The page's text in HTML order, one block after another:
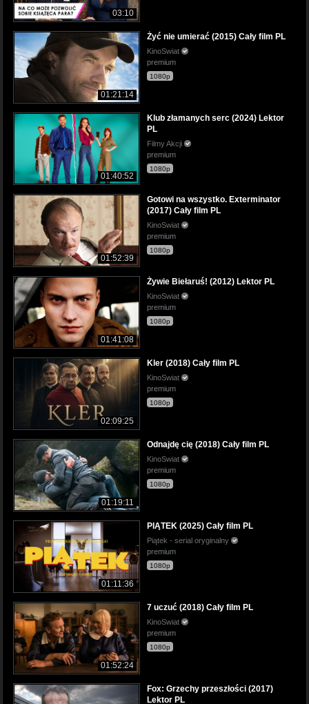
03:10
01:21:14
Żyć nie umierać (2015) Cały film PL
KinoSwiat
premium
1080p
01:40:52
Klub złamanych serc (2024) Lektor
PL
Filmy Akcji
premium
1080p
01:52:39
Gotowi na wszystko. Exterminator
(2017) Cały film PL
KinoSwiat
premium
1080p
01:41:08
Żywie Biełaruś! (2012) Lektor PL
KinoSwiat
premium
1080p
02:09:25
Kler (2018) Cały film PL
KinoSwiat
premium
1080p
01:19:11
Odnajdę cię (2018) Cały film PL
KinoSwiat
premium
1080p
01:11:36
PIĄTEK (2025) Cały film PL
Piątek - serial oryginalny
premium
1080p
01:52:24
7 uczuć (2018) Cały film PL
KinoSwiat
premium
1080p
Fox: Grzechy przeszłości (2017)
Lektor PL